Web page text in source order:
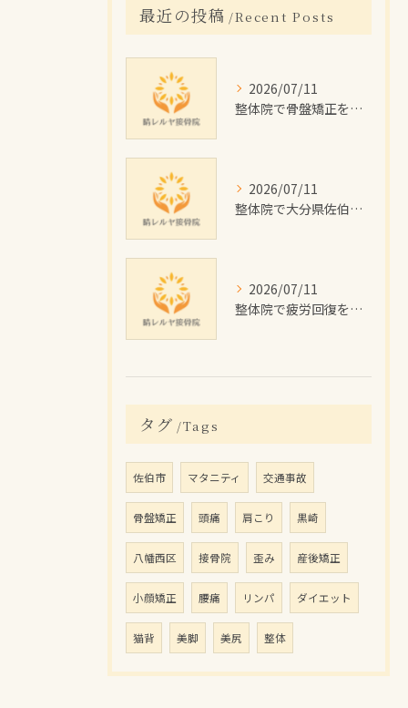
最近の投稿 Recent Posts
2026/07/11
整体院で骨盤矯正を受けたい大分県佐伯市の女性に向けた施術回数や費用目安と通院計画ガイド
2026/07/11
整体院で大分県佐伯市のむくみを根本改善するためのセルフケアと施術のポイント解説
2026/07/11
整体院で疲労回復を目指す佐伯市の施術効果と費用・通院プラン徹底解説
タグ Tags
佐伯市 マタニティ 交通事故
骨盤矯正 頭痛 肩こり 黒崎
八幡西区 接骨院 歪み 産後矯正
小顔矯正 腰痛 リンパ ダイエット
猫背 美脚 美尻 整体